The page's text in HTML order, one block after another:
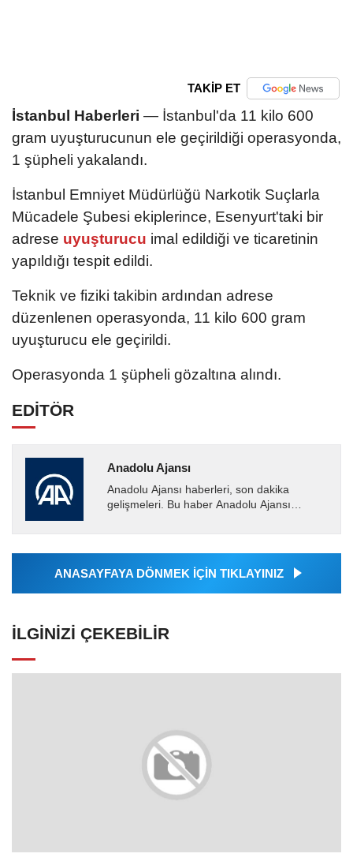
TAKİP ET
İstanbul Haberleri — İstanbul'da 11 kilo 600
gram uyuşturucunun ele geçirildiği operasyonda,
1 şüpheli yakalandı.
İstanbul Emniyet Müdürlüğü Narkotik Suçlarla
Mücadele Şubesi ekiplerince, Esenyurt'taki bir
adrese uyuşturucu imal edildiği ve ticaretinin
yapıldığı tespit edildi.
Teknik ve fiziki takibin ardından adrese
düzenlenen operasyonda, 11 kilo 600 gram
uyuşturucu ele geçirildi.
Operasyonda 1 şüpheli gözaltına alındı.
EDİTÖR
Anadolu Ajansı
Anadolu Ajansı haberleri, son dakika
gelişmeleri. Bu haber Anadolu Ajansı
tarafından geçilen tüm...
ANASAYFAYA DÖNMEK İÇİN TIKLAYINIZ
İLGINIZI ÇEKEBILIR